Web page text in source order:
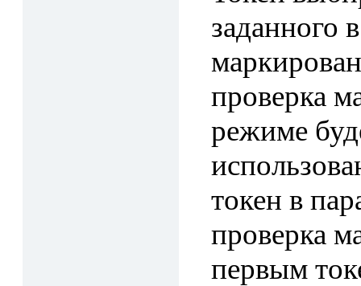
заданного
проверка
режиме
токен в
проверка
первым